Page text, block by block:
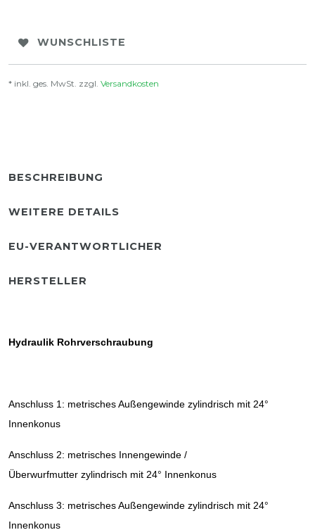
WUNSCHLISTE
* inkl. ges. MwSt. zzgl. Versandkosten
BESCHREIBUNG
WEITERE DETAILS
EU-VERANTWORTLICHER
HERSTELLER
Hydraulik Rohrverschraubung
Anschluss 1: metrisches Außengewinde zylindrisch mit 24°
Innenkonus
Anschluss 2: metrisches Innengewinde /
Überwurfmutter zylindrisch mit 24° Innenkonus
Anschluss 3: metrisches Außengewinde zylindrisch mit 24°
Innenkonus